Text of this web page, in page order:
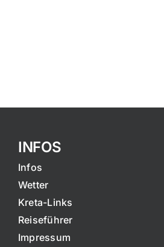
INFOS
Infos
Wetter
Kreta-Links
Reiseführer
Impressum